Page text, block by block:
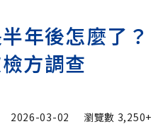
年後怎麼了？
方調查
2026-03-02 瀏覽數 3,250+